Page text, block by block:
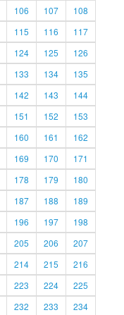
106 107
108
115 116
117
124 125
126
133 134
135
142 143
144
151 152
153
160 161
162
169 170
171
178 179
180
187 188
189
196 197
198
205 206
207
214 215
216
223 224
225
232 233
234